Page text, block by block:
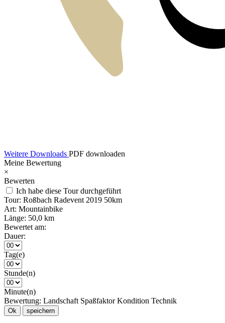
Weitere Downloads PDF downloaden
Meine Bewertung
×
Bewerten
Ich habe diese Tour durchgeführt
Tour: Roßbach Radevent 2019 50km
Art: Mountainbike
Länge: 50,0 km
Bewertet am:
Dauer:
Tag(e)
Stunde(n)
Minute(n)
Bewertung: Landschaft Spaßfaktor Kondition Technik
Ok speichern